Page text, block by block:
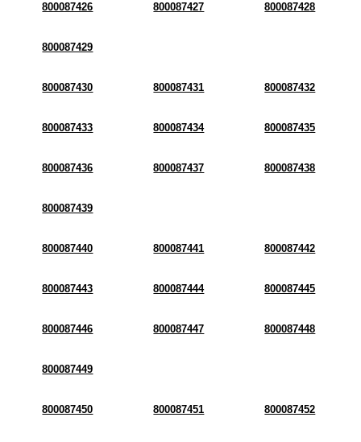
800087426 800087427 800087428
800087429
800087430 800087431 800087432
800087433 800087434 800087435
800087436 800087437 800087438
800087439
800087440 800087441 800087442
800087443 800087444 800087445
800087446 800087447 800087448
800087449
800087450 800087451 800087452